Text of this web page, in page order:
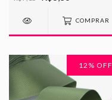
COMPRAR
12 % OFF